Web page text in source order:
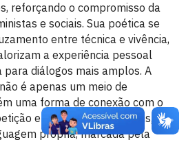
reforçando o compromisso da
e sociais. Sua poética se
entre técnica e vivência,
a experiência pessoal
diálogos mais amplos. A
é apenas um meio de
uma forma de conexão com o
e variação das imagens,
própria, marcada pela